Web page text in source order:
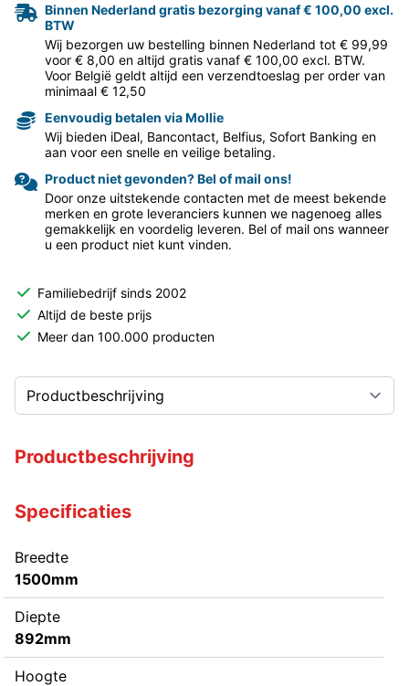
Binnen Nederland gratis bezorging vanaf € 100,00 excl.
BTW
Wij bezorgen uw bestelling binnen Nederland tot € 99,99
voor € 8,00 en altijd gratis vanaf € 100,00 excl. BTW.
Voor België geldt altijd een verzendtoeslag per order van
minimaal € 12,50
Eenvoudig betalen via Mollie
Wij bieden iDeal, Bancontact, Belfius, Sofort Banking en
aan voor een snelle en veilige betaling.
Product niet gevonden? Bel of mail ons!
Door onze uitstekende contacten met de meest bekende
merken en grote leveranciers kunnen we nagenoeg alles
gemakkelijk en voordelig leveren. Bel of mail ons wanneer
u een product niet kunt vinden.
Familiebedrijf sinds 2002
Altijd de beste prijs
Meer dan 100.000 producten
Productbeschrijving
Specificaties
Breedte
1500mm
Diepte
892mm
Hoogte